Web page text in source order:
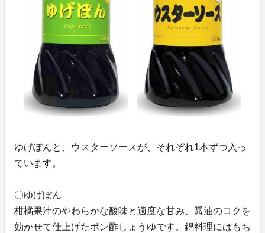
ゆげぽんと、ウスターソースが、それぞれ1本ずつ入っ
ています。
〇ゆげぽん
柑橘果汁のやわらかな酸味と適度な甘み、醤油のコクを
効かせて仕上げたポン酢しょうゆです。鍋料理にはもち